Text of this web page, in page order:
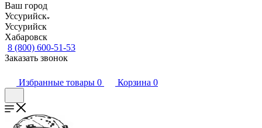
Ваш город
Уссурийск
Уссурийск
Хабаровск
8 (800) 600-51-53
Заказать звонок
Избранные товары 0 Корзина 0